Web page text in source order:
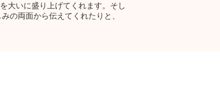
大いに盛り上げてくれます。そし
の両面から伝えてくれたりと、